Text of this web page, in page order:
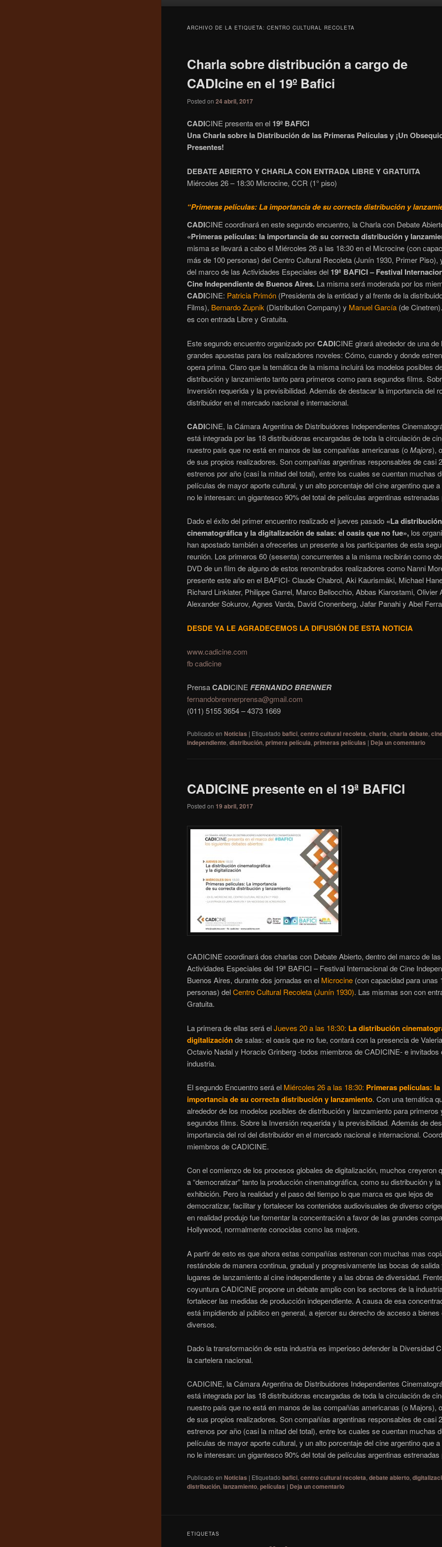
ARCHIVO DE LA ETIQUETA:CENTRO CULTURAL RECOLETA
Charla sobre distribución a cargo de
CADIcine en el 19º Bafici
Posted on24 abril, 2017
CADICINE presenta en el 19º BAFICI
Una Charla sobre la Distribución de las Primeras Películas y ¡Un
Presentes!
DEBATE ABIERTO Y CHARLA CON ENTRADA LIBRE Y GRATUITA
Miércoles 26 – 18:30 Microcine, CCR (1° piso)
“Primeras películas: La importancia de su correcta distribución y
CADICINE coordinará en este segundo encuentro, la Charla con Debate
«Primeras películas: la importancia de su correcta distribución y
misma se llevará a cabo el Miércoles 26 a las 18:30 en el Microcine (con
más de 100 personas) del Centro Cultural Recoleta (Junín 1930, Primer Piso),
del marco de las Actividades Especiales del 19ª BAFICI – Festival
Cine Independiente de Buenos Aires. La misma será moderada por los
CADICINE: Patricia Primón (Presidenta de la entidad y al frente de la
Films), Bernardo Zupnik (Distribution Company) y Manuel García (de
es con entrada Libre y Gratuita.
Este segundo encuentro organizado porCADICINE girará alrededor de una de
grandes apuestas para los realizadores noveles: Cómo, cuando y donde
opera prima. Claro que la temática de la misma incluirá los modelos posibles
distribución y lanzamiento tanto para primeros como para segundos films.
Inversión requerida y la previsibilidad. Además de destacar la importancia del
distribuidor en el mercado nacional e internacional.
CADICINE, la Cámara Argentina de Distribuidores Independientes
está integrada por las 18 distribuidoras encargadas de toda la circulación de
nuestro país que no está en manos de las compañías americanas (oMajors),
de sus propios realizadores. Son compañías argentinas responsables de casi
estrenos por año (casi la mitad del total), entre los cuales se cuentan muchas
películas de mayor aporte cultural, y un alto porcentaje del cine argentino que
no le interesan: un gigantesco 90% del total de películas argentinas estrenadas
Dado el éxito del primer encuentro realizado el jueves pasado «La distribución
cinematográfica y la digitalización de salas: el oasis que no fue», los
han apostado también a ofrecerles un presente a los participantes de esta
reunión. Los primeros 60 (sesenta) concurrentes a la misma recibirán como
DVD de un film de alguno de estos renombrados realizadores como Nanni
presente este año en el BAFICI- Claude Chabrol, Aki Kaurismäki, Michael
Richard Linklater, Philippe Garrel, Marco Bellocchio, Abbas Kiarostami, Olivier
Alexander Sokurov, Agnes Varda, David Cronenberg, Jafar Panahi y Abel
DESDE YA LE AGRADECEMOS LA DIFUSIÓN DE ESTA NOTICIA
www.cadicine.com
fb cadicine
PrensaCADICINEFERNANDO BRENNER
fernandobrennerprensa@gmail.com
(011) 5155 3654 – 4373 1669
Publicado en Noticias | Etiquetado bafici,centro cultural recoleta,charla,charla debate,
independiente,distribución,primera película,primeras películas | Deja un comentario
CADICINE presente en el 19ª BAFICI
Posted on19 abril, 2017
CADICINE coordinará dos charlas con Debate Abierto, dentro del marco de las
Actividades Especiales del 19ª BAFICI – Festival Internacional de Cine
Buenos Aires, durante dos jornadas en el Microcine (con capacidad para unas
personas) delCentro Cultural Recoleta (Junín 1930). Las mismas son con
Gratuita.
La primera de ellas será elJueves 20 a las 18:30: La distribución
digitalizaciónde salas: el oasis que no fue, contará con la presencia de
Octavio Nadal y Horacio Grinberg -todos miembros de CADICINE- e invitados
industria.
El segundo Encuentro será el Miércoles 26 a las 18:30: Primeras películas: la
importancia de su correcta distribución y lanzamiento. Con una temática
alrededor de los modelos posibles de distribución y lanzamiento para primeros
segundos films. Sobre la Inversión requerida y la previsibilidad. Además de
importancia del rol del distribuidor en el mercado nacional e internacional.
miembros de CADICINE.
Con el comienzo de los procesos globales de digitalización, muchos creyeron
a “democratizar” tanto la producción cinematográfica, como su distribución y la
exhibición. Pero la realidad y el paso del tiempo lo que marca es que lejos de
democratizar, facilitar y fortalecer los contenidos audiovisuales de diverso
en realidad produjo fue fomentar la concentración a favor de las grandes
Hollywood, normalmente conocidas como las majors.
A partir de esto es que ahora estas compañías estrenan con muchas mas
restándole de manera continua, gradual y progresivamente las bocas de
lugares de lanzamiento al cine independiente y a las obras de diversidad.
coyuntura CADICINE propone un debate amplio con los sectores de la
fortalecer las medidas de producción independiente. A causa de esa
está impidiendo al público en general, a ejercer su derecho de acceso a
diversos.
Dado la transformación de esta industria es imperioso defender la Diversidad
la cartelera nacional.
CADICINE, la Cámara Argentina de Distribuidores Independientes
está integrada por las 18 distribuidoras encargadas de toda la circulación de
nuestro país que no está en manos de las compañías americanas (o Majors),
de sus propios realizadores. Son compañías argentinas responsables de casi
estrenos por año (casi la mitad del total), entre los cuales se cuentan muchas
películas de mayor aporte cultural, y un alto porcentaje del cine argentino que
no le interesan: un gigantesco 90% del total de películas argentinas estrenadas
Publicado en Noticias | Etiquetado bafici,centro cultural recoleta,debate abierto,
distribución,lanzamiento,películas | Deja un comentario
ETIQUETAS